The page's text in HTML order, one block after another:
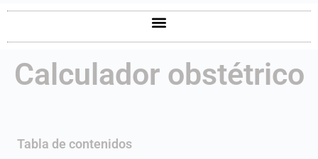
Calculador obstétrico
Tabla de contenidos